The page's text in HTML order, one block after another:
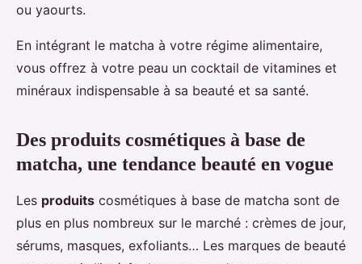
ou yaourts.
En intégrant le matcha à votre régime alimentaire,
vous offrez à votre peau un cocktail de vitamines et
minéraux indispensable à sa beauté et sa santé.
Des produits cosmétiques à base de
matcha, une tendance beauté en vogue
Les produits cosmétiques à base de matcha sont de
plus en plus nombreux sur le marché : crèmes de jour,
sérums, masques, exfoliants… Les marques de beauté